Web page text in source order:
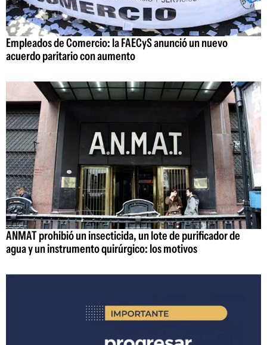
Empleados de Comercio: la FAECyS anunció un nuevo
acuerdo paritario con aumento
ANMAT prohibió un insecticida, un lote de purificador de
agua y un instrumento quirúrgico: los motivos